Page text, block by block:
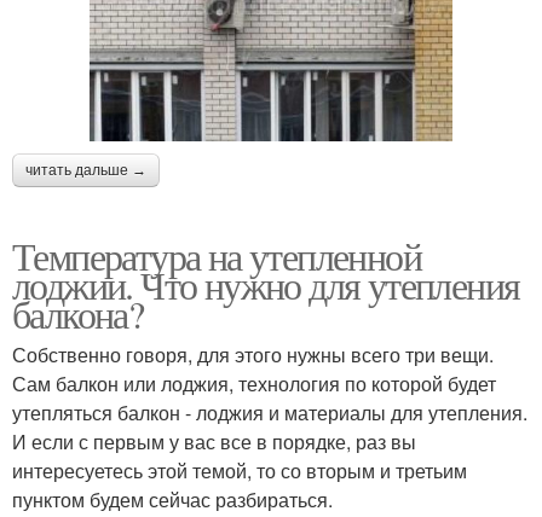
читать дальше →
Температура на утепленной
лоджии. Что нужно для утепления
балкона?
Собственно говоря, для этого нужны всего три вещи.
Сам балкон или лоджия, технология по которой будет
утепляться балкон - лоджия и материалы для утепления.
И если с первым у вас все в порядке, раз вы
интересуетесь этой темой, то со вторым и третьим
пунктом будем сейчас разбираться.